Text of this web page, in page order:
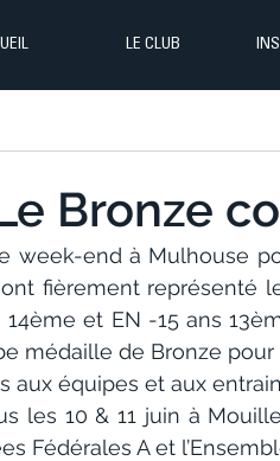
LE CLUB
Bronze
week-end à Mulhouse
fièrement représenté
14ème et EN -15 ans
médaille de Bronze pour
aux équipes et aux
les 10 & 11 juin à
Fédérales A et